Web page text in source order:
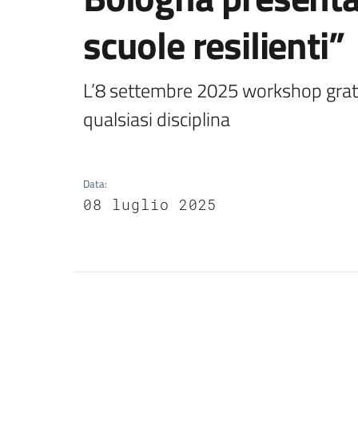
scuole resilienti”
L’8 settembre 2025 workshop
qualsiasi disciplina
Data:
08 luglio 2025